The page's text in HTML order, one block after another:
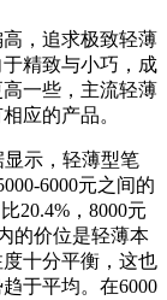
，追求极致轻薄
精致与小巧，成
一些，主流轻薄
应的产品。
示，轻薄型笔
6000元之间的
20.4%，8000元
的价位是轻薄本
十分平衡，这也
于平均。在6000